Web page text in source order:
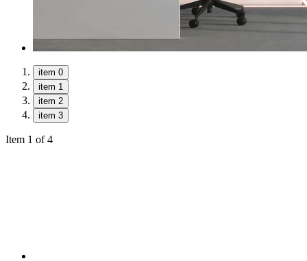
item 0
item 1
item 2
item 3
Item 1 of 4